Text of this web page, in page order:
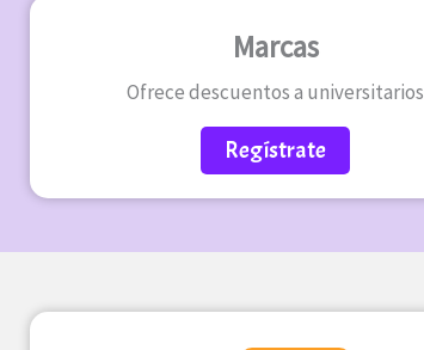
Marcas
Ofrece descuentos a universitarios
Regístrate